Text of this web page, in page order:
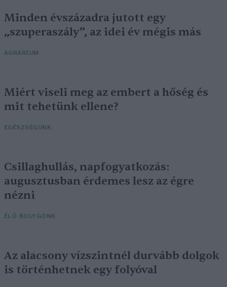
Minden évszázadra jutott egy
„szuperaszály”, az idei év mégis más
AGRÁRIUM
Miért viseli meg az embert a hőség és
mit tehetünk ellene?
EGÉSZSÉGÜNK
Csillaghullás, napfogyatkozás:
augusztusban érdemes lesz az égre
nézni
ÉLŐ BOLYGÓNK
Az alacsony vízszintnél durvább dolgok
is történhetnek egy folyóval